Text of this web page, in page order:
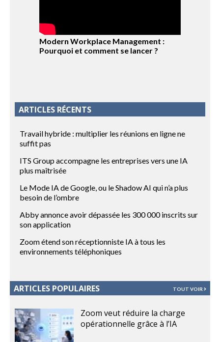
Modern Workplace Management :
Pourquoi et comment se lancer ?
ARTICLES RÉCENTS
Travail hybride : multiplier les réunions en ligne ne
suffit pas
ITS Group accompagne les entreprises vers une IA
plus maîtrisée
Le Mode IA de Google, ou le Shadow AI qui n’a plus
besoin de l’ombre
Abby annonce avoir dépassée les 300 000 inscrits sur
son application
Zoom étend son réceptionniste IA à tous les
environnements téléphoniques
ARTICLES POPULAIRES TOUT VOIR
Zoom veut réduire la charge
opérationnelle grâce à l’IA